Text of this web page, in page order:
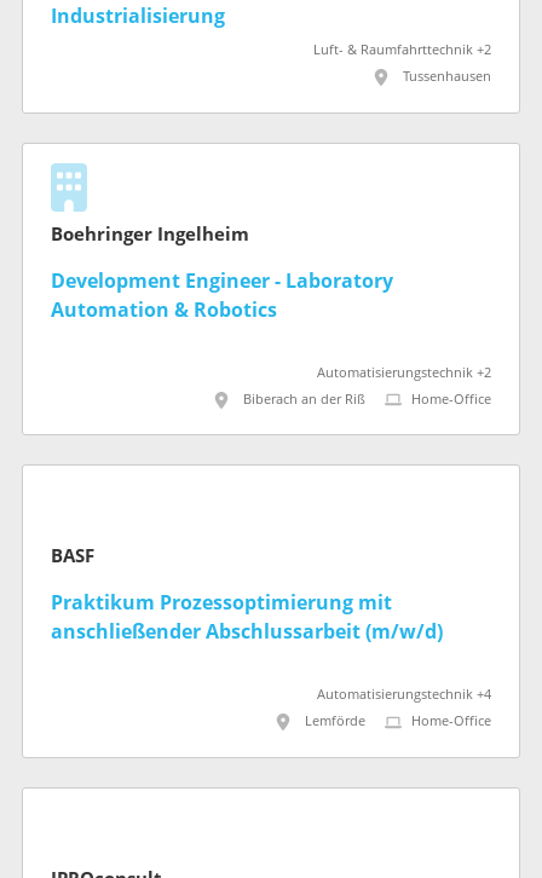
Industrialisierung
Luft- & Raumfahrttechnik +2
Tussenhausen
Boehringer Ingelheim
Development Engineer - Laboratory
Automation & Robotics
Automatisierungstechnik +2
Biberach an der Riß
Home-Office
BASF
Praktikum Prozessoptimierung mit
anschließender Abschlussarbeit (m/w/d)
Automatisierungstechnik +4
Lemförde
Home-Office